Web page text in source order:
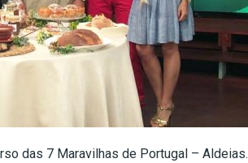
das 7 Maravilhas de Portugal – Aldeias.